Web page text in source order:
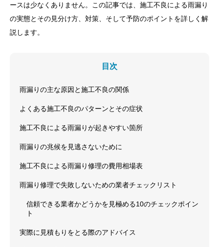
ースは少なくありません。この記事では、施工不良による雨漏り
の実態とその見分け方、対策、そして予防のポイントを詳しく解
説します。
目次
雨漏りの主な原因と施工不良の関係
よくある施工不良のパターンとその症状
施工不良による雨漏りが起きやすい箇所
雨漏りの兆候を見逃さないために
施工不良による雨漏り修理の費用相場表
雨漏り修理で失敗しないための業者チェックリスト
信頼できる業者かどうかを見極める10のチェックポイン
ト
実際に見積もりをとる際のアドバイス